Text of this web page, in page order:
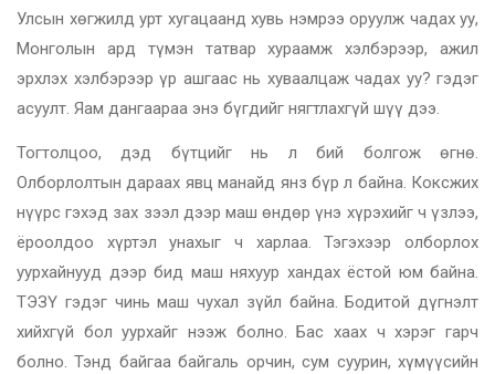
Улсын хөгжилд урт хугацаанд хувь нэмрээ оруулж чадах уу,
Монголын ард түмэн татвар хураамж хэлбэрээр, ажил
эрхлэх хэлбэрээр үр ашгаас нь хуваалцаж чадах уу? гэдэг
асуулт. Яам дангаараа энэ бүгдийг нягтлахгүй шүү дээ.
Тогтолцоо, дэд бүтцийг нь л бий болгож өгнө.
Олборлолтын дараах явц манайд янз бүр л байна. Коксжих
нүүрс гэхэд зах зээл дээр маш өндөр үнэ хүрэхийг ч үзлээ,
ёроолдоо хүртэл унахыг ч харлаа. Тэгэхээр олборлох
уурхайнууд дээр бид маш няхуур хандах ёстой юм байна.
ТЭЗҮ гэдэг чинь маш чухал зүйл байна. Бодитой дүгнэлт
хийхгүй бол уурхайг нээж болно. Бас хаах ч хэрэг гарч
болно. Тэнд байгаа байгаль орчин, сум суурин, хүмүүсийн